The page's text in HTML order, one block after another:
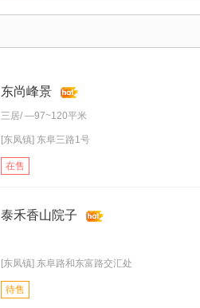
东尚峰景
三居/ —97~120平米
[东凤镇] 东阜三路1号
在售
泰禾香山院子
[东凤镇] 东阜路和东富路交汇处
待售